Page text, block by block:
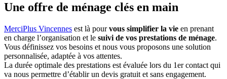
Une offre de ménage clés en main
MerciPlus Vincennes est là pourvous simplifier la vie en prenant
en charge l’organisation et le suivi de vos prestations de ménage.
Vous définissez vos besoins et nous vous proposons une solution
personnalisée, adaptée à vos attentes.
La durée optimale des prestations est évaluée lors du 1er contact qui
va nous permettre d’établir un devis gratuit et sans engagement.